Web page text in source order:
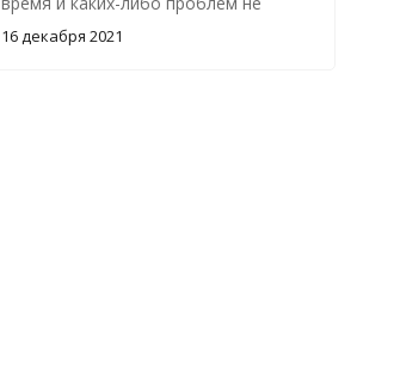
было.
16 декабря 2021